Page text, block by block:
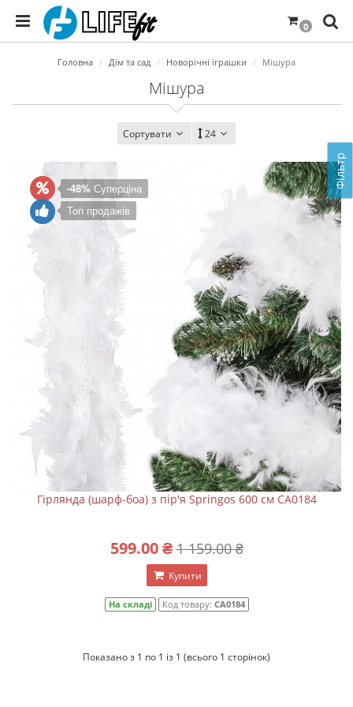
0
Фільтр
Головна Дім та сад Новорічні іграшки Мішура
Мішура
Сортувати 24
-48% Суперціна
Топ продажів
Гірлянда (шарф-боа) з пір'я Springos 600 см CA0184
599.00 ₴ 1 159.00 ₴
Купити
На складі Код товару: CA0184
Показано з 1 по 1 із 1 (всього 1 сторінок)